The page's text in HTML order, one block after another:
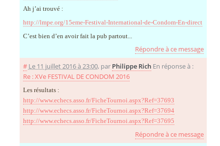
Ah j’ai trouvé :
http://lmpe.org/15eme-Festival-International-de-Condom-En-direct
C’est bien d’en avoir fait la pub partout...
Répondre à ce message
# Le 11 juillet 2016 à 23:00, par Philippe Rich En réponse à :
Re : XVe FESTIVAL DE CONDOM 2016
Les résultats :
http://www.echecs.asso.fr/FicheTournoi.aspx?Ref=37693
http://www.echecs.asso.fr/FicheTournoi.aspx?Ref=37694
http://www.echecs.asso.fr/FicheTournoi.aspx?Ref=37695
Répondre à ce message